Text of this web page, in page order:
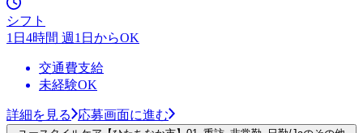
シフト
1日4時間 週1日からOK
交通費支給
未経験OK
詳細を見る 応募画面に進む